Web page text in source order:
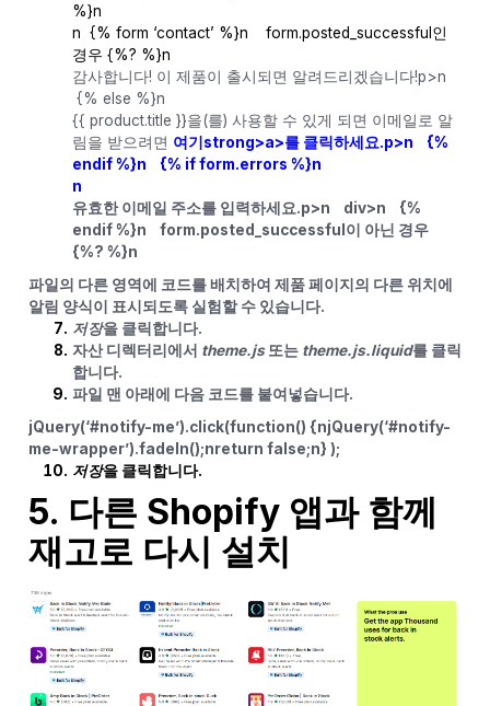
%}n
n {% form ‘contact’ %}n form.posted_successful인
경우 {%? %}n
감사합니다! 이 제품이 출시되면 알려드리겠습니다!p>n
{% else %}n
{{ product.title }}을(를) 사용할 수 있게 되면 이메일로 알
림을 받으려면 여기strong>a>를 클릭하세요.p>n {%
endif %}n {% if form.errors %}n
n
유효한 이메일 주소를 입력하세요.p>n div>n {%
endif %}n form.posted_successful이 아닌 경우
{%? %}n
파일의 다른 영역에 코드를 배치하여 제품 페이지의 다른 위치에
알림 양식이 표시되도록 실험할 수 있습니다.
저장을 클릭합니다.
자산 디렉터리에서 theme.js또는 theme.js.liquid를 클릭
합니다.
파일 맨 아래에 다음 코드를 붙여넣습니다.
jQuery(‘#notify-me’).click(function() {njQuery(‘#notify-
me-wrapper’).fadeIn();nreturn false;n} );
저장을 클릭합니다.
5. 다른 Shopify 앱과 함께
재고로 다시 설치